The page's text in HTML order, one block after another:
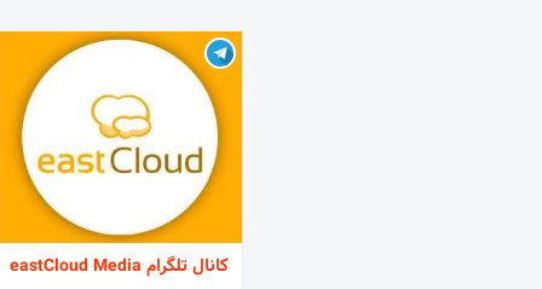
کانال تلگرام eastCloud Media